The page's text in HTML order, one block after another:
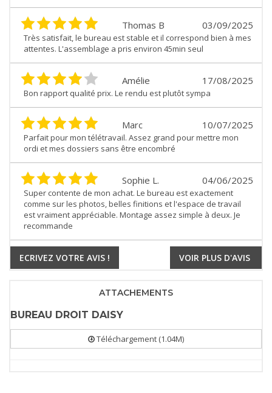
03/09/2025
Thomas B
Très satisfait, le bureau est stable et il correspond bien à mes
attentes. L'assemblage a pris environ 45min seul
17/08/2025
Amélie
Bon rapport qualité prix. Le rendu est plutôt sympa
10/07/2025
Marc
Parfait pour mon télétravail. Assez grand pour mettre mon
ordi et mes dossiers sans être encombré
04/06/2025
Sophie L.
Super contente de mon achat. Le bureau est exactement
comme sur les photos, belles finitions et l'espace de travail
est vraiment appréciable. Montage assez simple à deux. Je
recommande
ECRIVEZ VOTRE AVIS ! VOIR PLUS D'AVIS
ATTACHEMENTS
BUREAU DROIT DAISY
Téléchargement (1.04M)